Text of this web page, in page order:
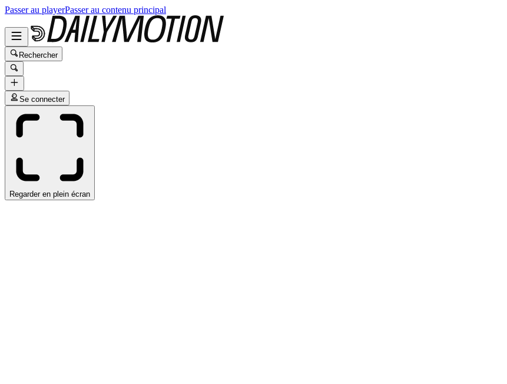
Passer au playerPasser au contenu principal
Rechercher
Se connecter
Regarder en plein écran